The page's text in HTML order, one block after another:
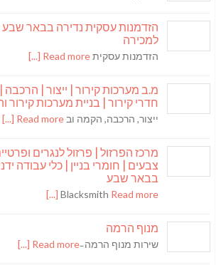
הזדמנות עסקית נדירה בבאר שבע
למכירה
הזדמנות עסקיתRead more [...]
מ.ב מערכות קירור | ייצור |
חדרי קירור | בניית מערכות קירור
ייצור, הרכבה, הקמה וב Read more [...]
מרכז הפרזול | פרזול לנגרים
צבעים | חומרי בניין | כלי עבודה
בבאר שבע
Blacksmith Read more [...]
מנוף הרמה
שירות מנוף הרמה ̵Read more [...]